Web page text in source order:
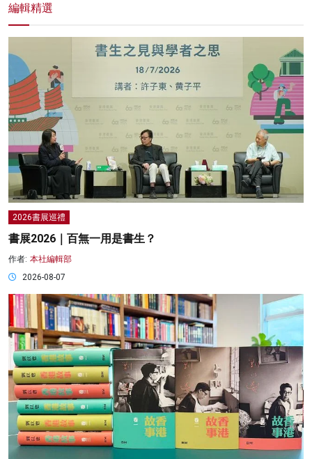
編輯精選
2026書展巡禮
書展2026｜百無一用是書生？
作者: 本社編輯部
2026-08-07